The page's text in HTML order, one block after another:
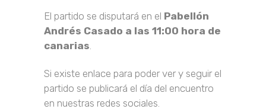
El partido se disputará en el Pabellón
Andrés Casado a las 11:00 hora de
canarias.
Si existe enlace para poder ver y seguir el
partido se publicará el día del encuentro
en nuestras redes sociales.